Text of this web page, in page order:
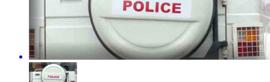
kerala 2 days ago